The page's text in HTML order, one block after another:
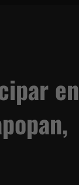
en